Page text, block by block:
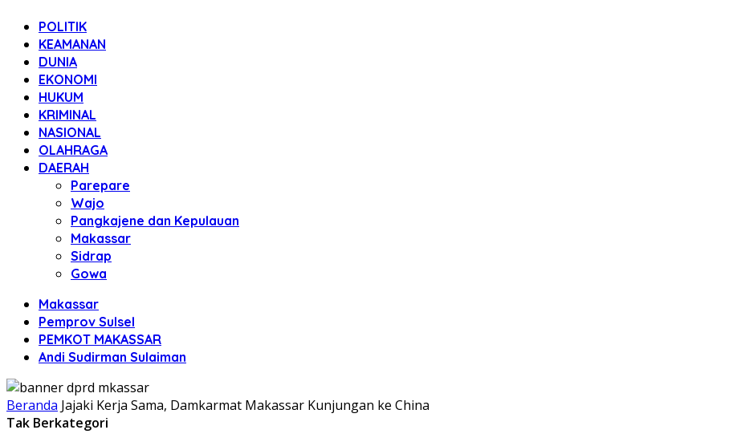
POLITIK
KEAMANAN
DUNIA
EKONOMI
HUKUM
KRIMINAL
NASIONAL
OLAHRAGA
DAERAH
Parepare
Wajo
Pangkajene dan Kepulauan
Makassar
Sidrap
Gowa
Makassar
Pemprov Sulsel
PEMKOT MAKASSAR
Andi Sudirman Sulaiman
Beranda Jajaki Kerja Sama, Damkarmat Makassar Kunjungan ke China
Tak Berkategori